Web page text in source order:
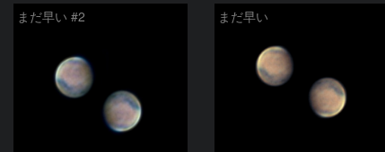
まだ早い #2 まだ早い